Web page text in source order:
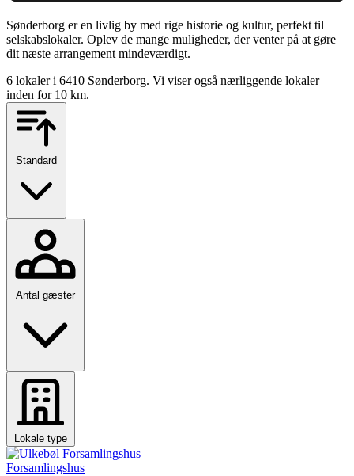
Sønderborg er en livlig by med rige historie og kultur, perfekt til
selskabslokaler. Oplev de mange muligheder, der venter på at gøre
dit næste arrangement mindeværdigt.
6 lokaler i 6410 Sønderborg. Vi viser også nærliggende lokaler
inden for 10 km.
Standard
Antal gæster
Lokale type
Forsamlingshus